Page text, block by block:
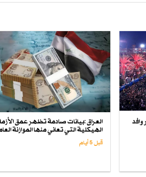
زائر وافد
العراق :بيانات صادمة تظهر عمق
الهيكلية التي تعاني منها الموازنة
قبل 5 أيام